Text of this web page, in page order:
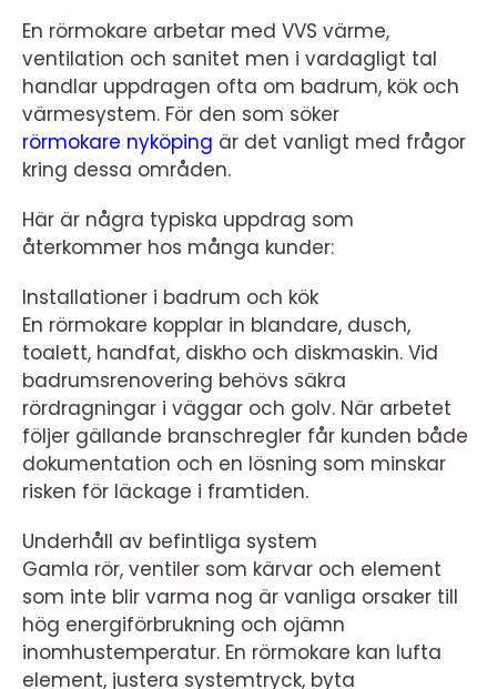
En rörmokare arbetar med VVS värme,
ventilation och sanitet men i vardagligt tal
handlar uppdragen ofta om badrum, kök och
värmesystem. För den som söker
rörmokare nyköping är det vanligt med frågor
kring dessa områden.
Här är några typiska uppdrag som
återkommer hos många kunder:
Installationer i badrum och kök
En rörmokare kopplar in blandare, dusch,
toalett, handfat, diskho och diskmaskin. Vid
badrumsrenovering behövs säkra
rördragningar i väggar och golv. När arbetet
följer gällande branschregler får kunden både
dokumentation och en lösning som minskar
risken för läckage i framtiden.
Underhåll av befintliga system
Gamla rör, ventiler som kärvar och element
som inte blir varma nog är vanliga orsaker till
hög energiförbrukning och ojämn
inomhustemperatur. En rörmokare kan lufta
element, justera systemtryck, byta